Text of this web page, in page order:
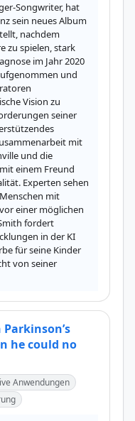
Songwriter, hat
sein neues Album
nachdem
zu spielen, stark
im Jahr 2020
und
Vision zu
seiner
mit
und die
einem Freund
Experten sehen
mit
einer möglichen
fordert
in der KI
für seine Kinder
von seiner
he could no
Anwendungen